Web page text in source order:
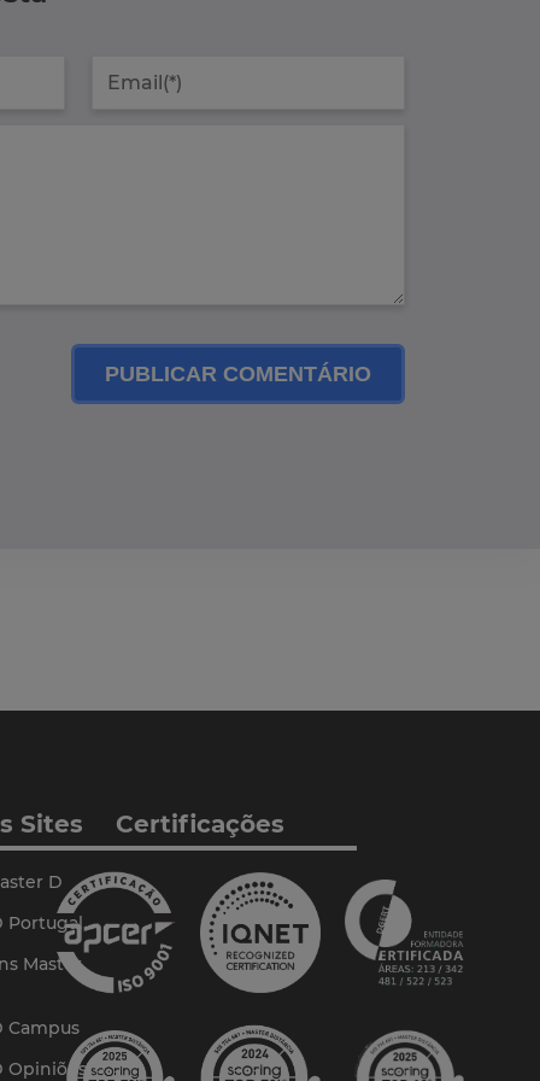
PUBLICAR COMENTÁRIO
Sites
D
Portugal
Master
Campus
Opiniões
Certificações